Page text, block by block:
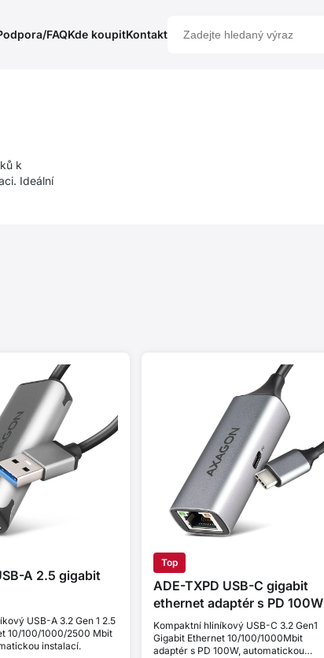
FAQKde koupitKontakt
k
Ideální
A 2.5 gigabit
USB-A 3.2 Gen 1 2.5
10/100/1000/2500 Mbit
instalací.
Top
ADE-TXPD USB-C gigabit
ethernet adaptér s PD 100W
Kompaktní hliníkový USB-C 3.2 Gen1
Gigabit Ethernet 10/100/1000Mbit
adaptér s PD 100W, automatickou